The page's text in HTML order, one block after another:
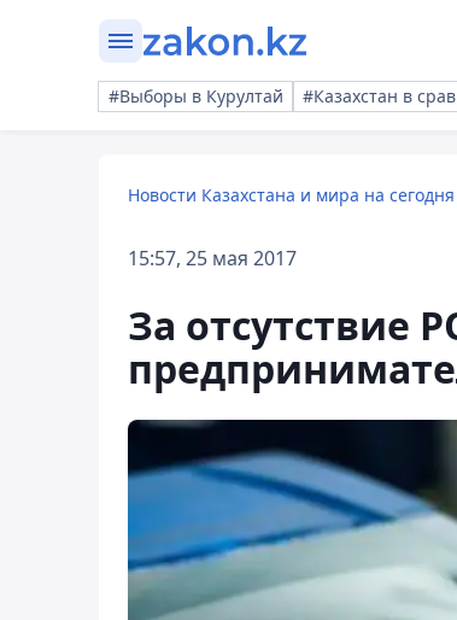
#Выборы в Курултай #Казахстан в
Новости Казахстана и мира на сегодня
15:57, 25 мая 2017
За отсутствие